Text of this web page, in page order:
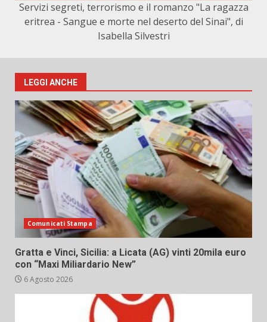
Servizi segreti, terrorismo e il romanzo "La ragazza
eritrea - Sangue e morte nel deserto del Sinai", di
Isabella Silvestri
LEGGI ANCHE
Comunicati Stampa
Gratta e Vinci, Sicilia: a Licata (AG) vinti 20mila euro
con “Maxi Miliardario New”
6 Agosto 2026